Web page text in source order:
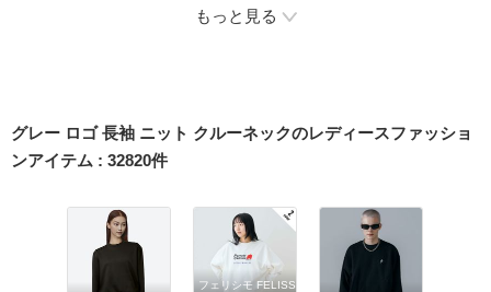
もっと見る
グレー ロゴ 長袖 ニット クルーネックのレディースファッショ
ンアイテム : 32820件
フェリシモ FELISSIMO